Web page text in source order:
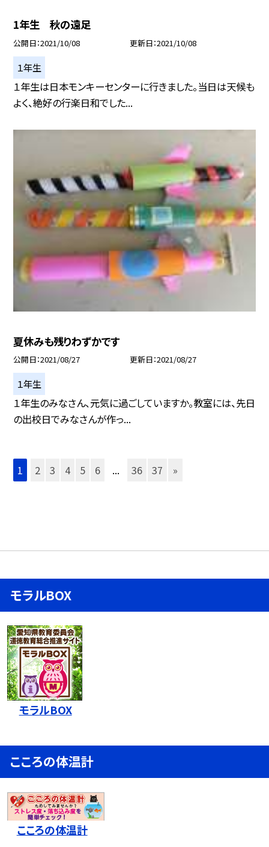
1年生 秋の遠足
公開日 2021/10/08 更新日 2021/10/08
１年生
１年生は日本モンキーセンターに行きました。当日は天候も
よく、絶好の行楽日和でした...
夏休みも残りわずかです
公開日 2021/08/27 更新日 2021/08/27
１年生
１年生のみなさん、元気に過ごしていますか。教室には、先日
の出校日でみなさんが作っ...
1 2 3 4 5 6 ... 36 37 »
モラルBOX
モラルBOX
こころの体温計
こころの体温計